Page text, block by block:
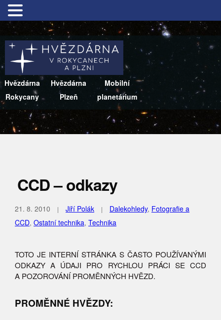
Hvězdárna
Rokycany
Hvězdárna
Plzeň
Mobilní
planetárium
CCD – odkazy
21. 8. 2010 Jiří Polák Dalekohledy, Fotografie a
CCD, Ostatní technika, Technika
TOTO JE INTERNÍ STRÁNKA S ČASTO POUŽÍVANÝMI
ODKAZY A ÚDAJI PRO RYCHLOU PRÁCI SE CCD
A POZOROVÁNÍ PROMĚNNÝCH HVĚZD.
PROMĚNNÉ HVĚZDY: